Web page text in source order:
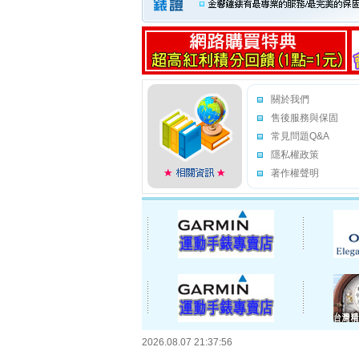
關於我們
售後服務與保固
常見問題Q&A
隱私權政策
著作權聲明
2026.08.07 21:37:56